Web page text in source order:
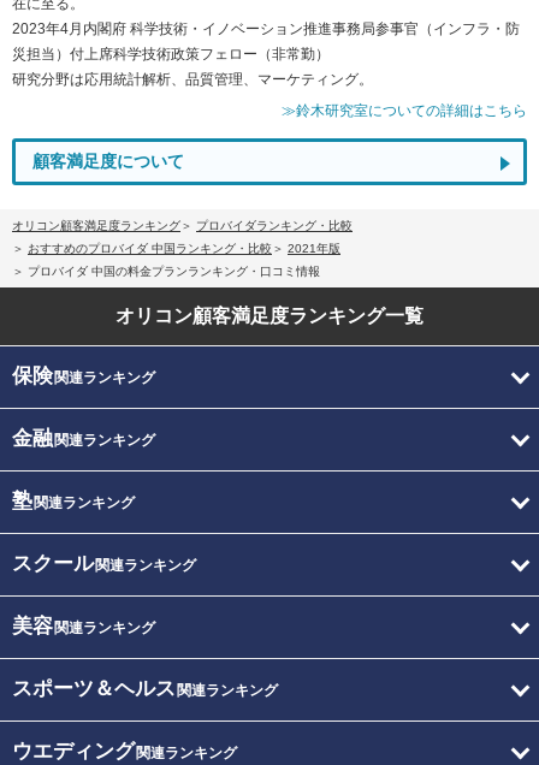
2023年4月内閣府 科学技術・イノベーション推進事務局参事官（インフラ・防
災担当）付上席科学技術政策フェロー（非常勤）
研究分野は応用統計解析、品質管理、マーケティング。
≫鈴木研究室についての詳細はこちら
顧客満足度について
オリコン顧客満足度ランキング
プロバイダランキング・比較
おすすめのプロバイダ 中国ランキング・比較
2021年版
プロバイダ 中国の料金プランランキング・口コミ情報
オリコン顧客満足度ランキング一覧
保険関連ランキング
金融関連ランキング
塾関連ランキング
スクール関連ランキング
美容関連ランキング
スポーツ＆ヘルス 関連ランキング
ウエディング関連ランキング